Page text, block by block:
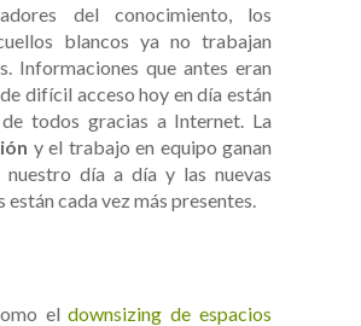
del conocimiento, los
blancos ya no trabajan
Informaciones que antes eran
difícil acceso hoy en día están
todos gracias a Internet. La
y el trabajo en equipo ganan
nuestro día a día y las nuevas
cada vez más presentes.
eldownsizing de espacios